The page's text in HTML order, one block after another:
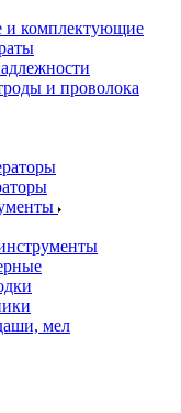
и комплектующие
и проволока
мел